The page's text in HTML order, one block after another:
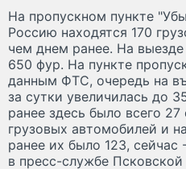
На пропускном пункте
Россию находятся 170
чем днем ранее. На
650 фур. На пункте
данным ФТС, очередь на
за сутки увеличилась до
ранее здесь было всего
грузовых автомобилей и
ранее их было 123,
в пресс-службе